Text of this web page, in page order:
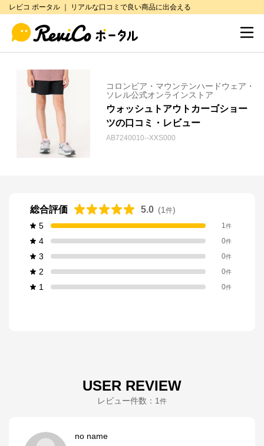
レビコ ポータル ｜ リアルな口コミで良い商品に出会える
コロンビア・マウンテンハードウェア・
ソレル公式オンラインストア
ウォッシュトアウトカーゴショー
ツの口コミ・レビュー
AB7240010--XXS000
総合評価 5.0 (1 件)
5
1件
4 0件
3 0件
2 0件
1 0件
USER REVIEW
レビュー件数： 1 件
no name